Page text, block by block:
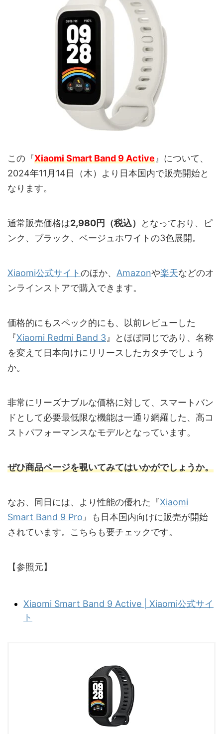
この『Xiaomi Smart Band 9 Active』について、
2024年11月14日（木）より日本国内で販売開始と
なります。
通常販売価格は2,980円（税込）
となっており、ピ
ンク、ブラック、ベージュホワイトの3色展開。
Xiaomi公式サイトのほか、 Amazonや楽天などのオ
ンラインストアで購入できます。
価格的にもスペック的にも、以前レビューした
『Xiaomi Redmi Band 3』とほぼ同じであり、名称
を変えて日本向けにリリースしたカタチでしょう
か。
非常にリーズナブルな価格に対して、スマートバン
ドとして必要最低限な機能は一通り網羅した、高コ
ストパフォーマンスなモデルとなっています。
ぜひ商品ページを覗いてみてはいかがでしょうか。
なお、同日には、より性能の優れた『Xiaomi
Smart Band 9 Pro』も日本国内向けに販売が開始
されています。こちらも要チェックです。
【参照元】
Xiaomi Smart Band 9 Active | Xiaomi公式サイ
ト